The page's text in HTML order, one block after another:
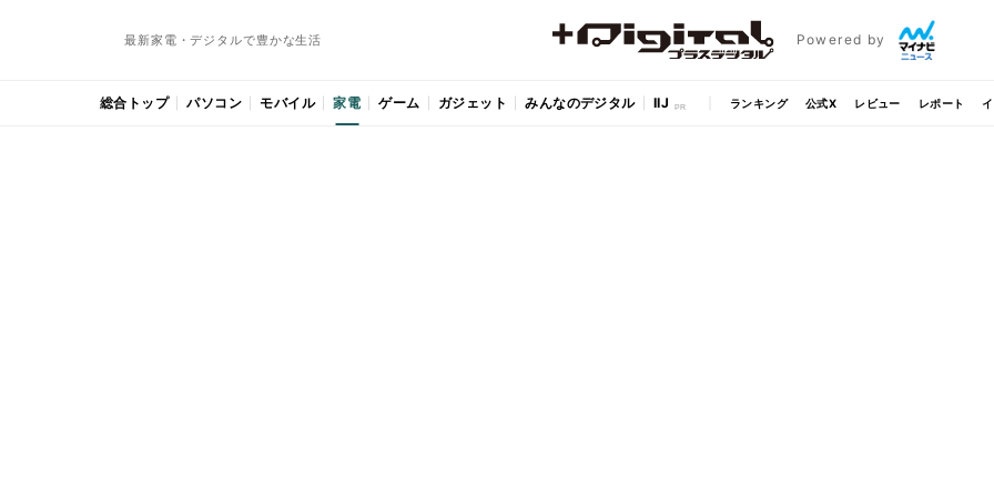
最新家電・デジタルで豊かな生活 Powered by
総合トップ パソコン モバイル 家電 ゲーム ガジェット みんなのデジタル IIJ ランキング 公式X レビュー レポート